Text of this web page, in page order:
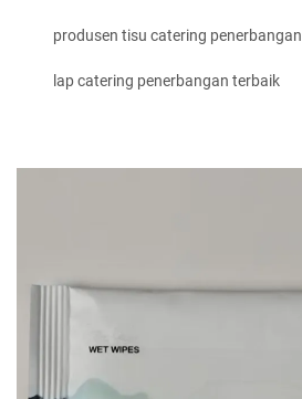
produsen tisu catering penerbangan
lap catering penerbangan terbaik